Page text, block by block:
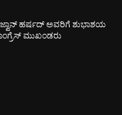
ಹರ್ಷದ್ ಅವರಿಗೆ ಶುಭಾಶಯ
ಮುಖಂಡರು